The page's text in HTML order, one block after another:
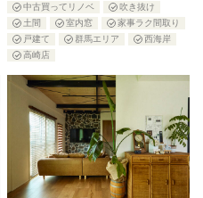
中古買ってリノベ
吹き抜け
土間
室内窓
家事ラク間取り
戸建て
群馬エリア
西海岸
高崎店